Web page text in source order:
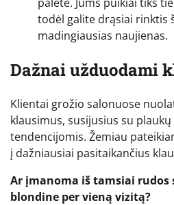
todėl galite drąsiai rinktis
madingiausias naujienas.
Dažnai užduodami
Klientai grožio salonuose
klausimus, susijusius su
tendencijomis. Žemiau
į dažniausiai pasitaikančius
Ar įmanoma iš tamsiai rudos
blondine per vieną vizitą?